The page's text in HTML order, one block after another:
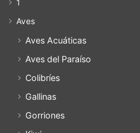
1
Aves
Aves Acuáticas
Aves del Paraíso
Colibríes
Gallinas
Gorriones